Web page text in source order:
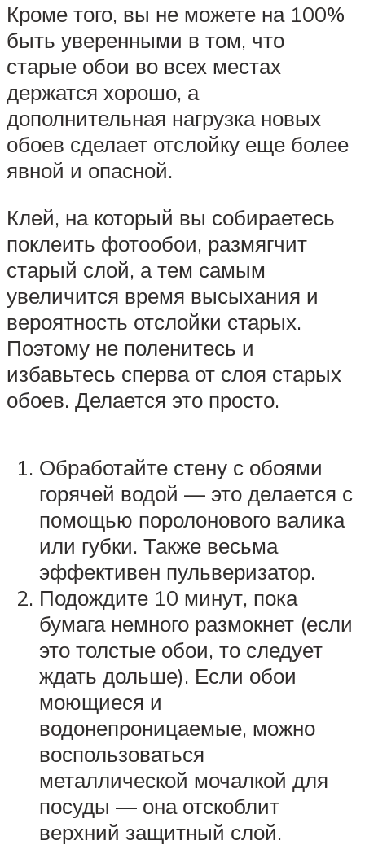
Кроме того, вы не можете на 100%
быть уверенными в том, что
старые обои во всех местах
держатся хорошо, а
дополнительная нагрузка новых
обоев сделает отслойку еще более
явной и опасной.
Клей, на который вы собираетесь
поклеить фотообои, размягчит
старый слой, а тем самым
увеличится время высыхания и
вероятность отслойки старых.
Поэтому не поленитесь и
избавьтесь сперва от слоя старых
обоев. Делается это просто.
Обработайте стену с обоями
горячей водой — это делается с
помощью поролонового валика
или губки. Также весьма
эффективен пульверизатор.
Подождите 10 минут, пока
бумага немного размокнет (если
это толстые обои, то следует
ждать дольше). Если обои
моющиеся и
водонепроницаемые, можно
воспользоваться
металлической мочалкой для
посуды — она отскоблит
верхний защитный слой.